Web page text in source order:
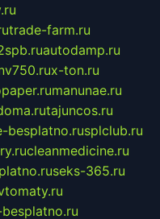
trade-farm.ru
autodamp.ru
x-ton.ru
manunae.ru
tajuncos.ru
besplatno.rusplclub.ru
cleanmedicine.ru
seks-365.ru